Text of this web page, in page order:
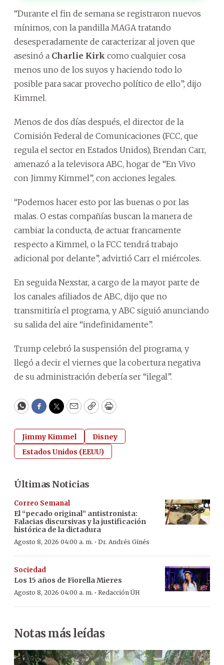
“Durante el fin de semana se registraron nuevos
mínimos, con la pandilla MAGA tratando
desesperadamente de caracterizar al joven que
asesinó a Charlie Kirk como cualquier cosa
menos uno de los suyos y haciendo todo lo
posible para sacar provecho político de ello”, dijo
Kimmel.
Menos de dos días después, el director de la
Comisión Federal de Comunicaciones (FCC, que
regula el sector en Estados Unidos), Brendan Carr,
amenazó a la televisora ABC, hogar de “En Vivo
con Jimmy Kimmel”, con acciones legales.
“Podemos hacer esto por las buenas o por las
malas. O estas compañías buscan la manera de
cambiar la conducta, de actuar francamente
respecto a Kimmel, o la FCC tendrá trabajo
adicional por delante”, advirtió Carr el miércoles.
En seguida Nexstar, a cargo de la mayor parte de
los canales afiliados de ABC, dijo que no
transmitiría el programa, y ABC siguió anunciando
su salida del aire “indefinidamente”.
Trump celebró la suspensión del programa, y
llegó a decir el viernes que la cobertura negativa
de su administración debería ser “ilegal”.
WhatsApp
Facebook
Twitter
EmailCopyPrint
Jimmy Kimmel
Disney
Estados Unidos (EEUU)
Últimas Noticias
Correo Semanal
El “pecado original” antistronista:
Falacias discursivas y la justificación
histórica de la dictadura
Agosto 8, 2026 04:00 a. m. · Dr. Andrés Ginés
Sociedad
Los 15 años de Fiorella Mieres
Agosto 8, 2026 04:00 a. m. · Redacción ÚH
Notas más leídas